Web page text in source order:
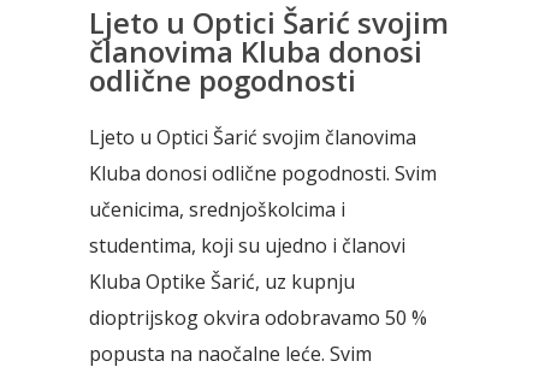
Ljeto u Optici Šarić svojim
članovima Kluba donosi
odlične pogodnosti
Ljeto u Optici Šarić svojim članovima
Kluba donosi odlične pogodnosti. Svim
učenicima, srednjoškolcima i
studentima, koji su ujedno i članovi
Kluba Optike Šarić, uz kupnju
dioptrijskog okvira odobravamo 50 %
popusta na naočalne leće. Svim